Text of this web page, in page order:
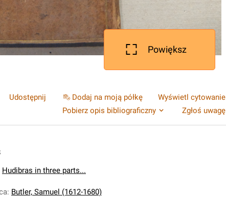
Powiększ
Udostępnij Dodaj na moją półkę
Wyświetl cytowanie
Pobierz opis bibliograficzny
Zgłoś uwagę
Hudibras in three parts...
: Butler, Samuel (1612-1680)